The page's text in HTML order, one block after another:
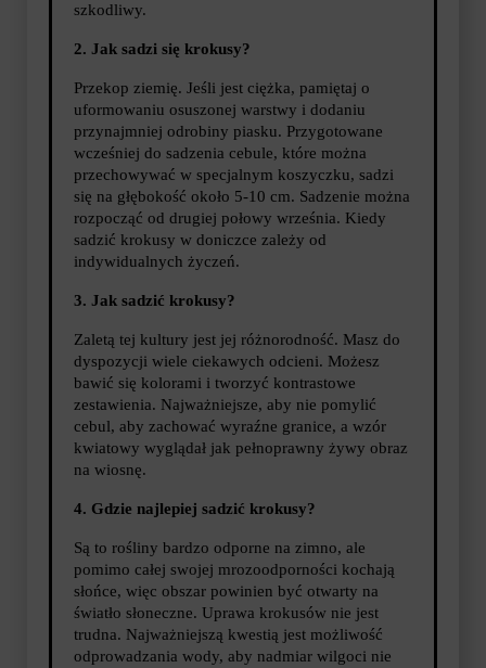
szkodliwy.
2. Jak sadzi się krokusy?
Przekop ziemię. Jeśli jest ciężka, pamiętaj o
uformowaniu osuszonej warstwy i dodaniu
przynajmniej odrobiny piasku. Przygotowane
wcześniej do sadzenia cebule, które można
przechowywać w specjalnym koszyczku, sadzi
się na głębokość około 5-10 cm. Sadzenie można
rozpocząć od drugiej połowy września. Kiedy
sadzić krokusy w doniczce zależy od
indywidualnych życzeń.
3. Jak sadzić krokusy?
Zaletą tej kultury jest jej różnorodność. Masz do
dyspozycji wiele ciekawych odcieni. Możesz
bawić się kolorami i tworzyć kontrastowe
zestawienia. Najważniejsze, aby nie pomylić
cebul, aby zachować wyraźne granice, a wzór
kwiatowy wyglądał jak pełnoprawny żywy obraz
na wiosnę.
4. Gdzie najlepiej sadzić krokusy?
Są to rośliny bardzo odporne na zimno, ale
pomimo całej swojej mrozoodporności kochają
słońce, więc obszar powinien być otwarty na
światło słoneczne. Uprawa krokusów nie jest
trudna. Najważniejszą kwestią jest możliwość
odprowadzania wody, aby nadmiar wilgoci nie